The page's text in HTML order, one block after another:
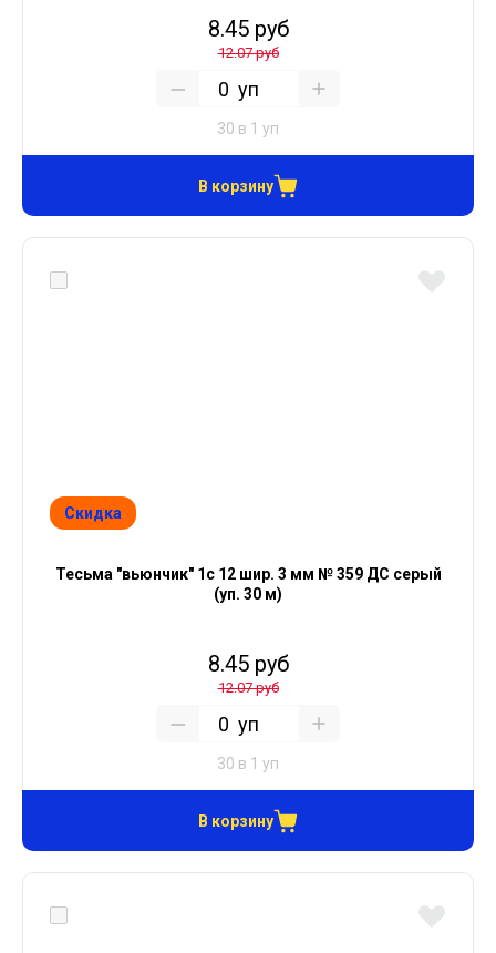
8.45 руб
12.07 руб
уп
30 в 1 уп
В корзину
Скидка
Тесьма "вьюнчик" 1с 12 шир. 3 мм № 359 ДС серый
(уп. 30 м)
8.45 руб
12.07 руб
уп
30 в 1 уп
В корзину